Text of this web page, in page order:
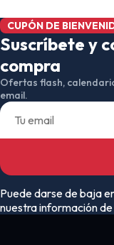
CUPÓN DE
Suscríbete y
compra
Ofertas flash,
email.
Puede darse de baja
nuestra información